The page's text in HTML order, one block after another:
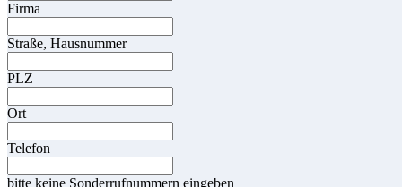
Firma
Straße, Hausnummer
PLZ
Ort
Telefon
bitte keine Sonderrufnummern eingeben